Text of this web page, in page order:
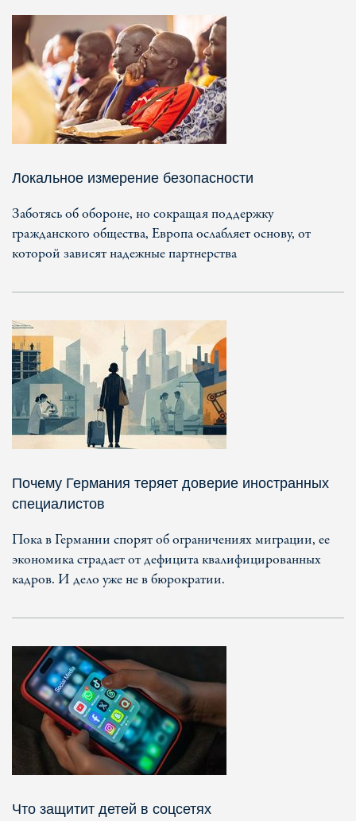
Локальное измерение безопасности
Заботясь об обороне, но сокращая поддержку
гражданского общества, Европа ослабляет основу, от
которой зависят надежные партнерства
Почему Германия теряет доверие иностранных
специалистов
Пока в Германии спорят об ограничениях миграции, ее
экономика страдает от дефицита квалифицированных
кадров. И дело уже не в бюрократии.
Что защитит детей в соцсетях